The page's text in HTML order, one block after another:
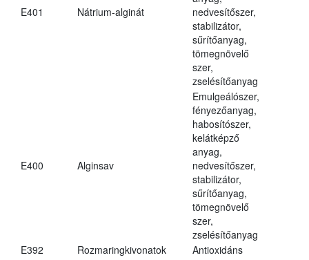
E401 Nátrium-alginát
nedvesítőszer,
stabilizátor,
sűrítőanyag,
tömegnövelő
szer,
zselésítőanyag
E400 Alginsav
Emulgeálószer,
fényezőanyag,
habosítószer,
kelátképző
anyag,
nedvesítőszer,
stabilizátor,
sűrítőanyag,
tömegnövelő
szer,
zselésítőanyag
E392
Rozmaringkivonatok Antioxidáns